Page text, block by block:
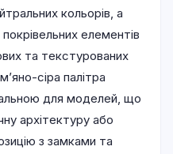
кольорів, а
елементів
та текстурованих
сіра палітра
для моделей, що
архітектуру або
з замками та